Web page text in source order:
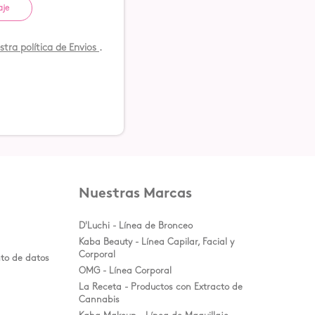
política de Envios .
de datos
Nuestras Marcas
D'Luchi - Línea de Bronceo
Kaba Beauty - Línea Capilar, Facial y
Corporal
OMG - Línea Corporal
La Receta - Productos con Extracto de
Cannabis